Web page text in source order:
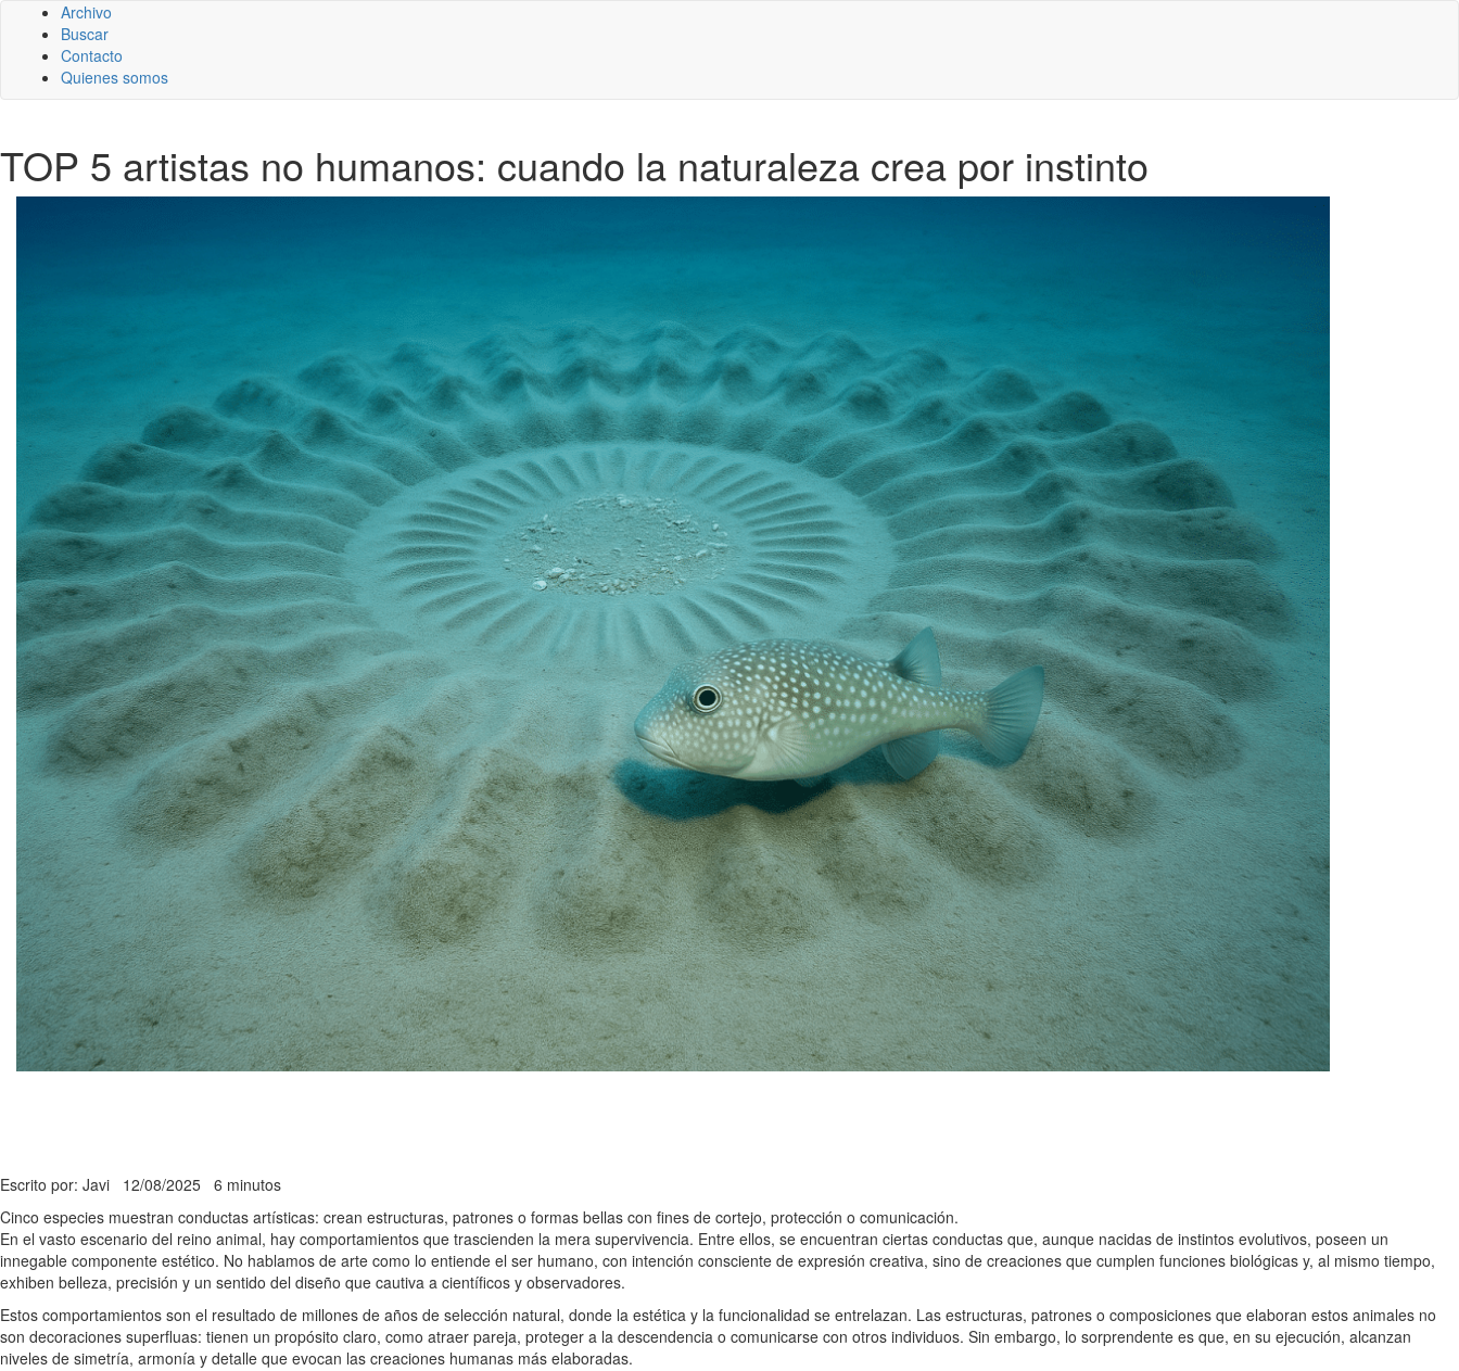
Archivo
Buscar
Contacto
Quienes somos
TOP 5 artistas no humanos: cuando la naturaleza crea por instinto
Escrito por: Javi 12/08/2025 6 minutos
Cinco especies muestran conductas artísticas: crean estructuras, patrones o formas bellas con fines de cortejo, protección o comunicación.
En el vasto escenario del reino animal, hay comportamientos que trascienden la mera supervivencia. Entre ellos, se encuentran ciertas conductas que, aunque nacidas de instintos evolutivos, poseen un
innegable componente estético. No hablamos de arte como lo entiende el ser humano, con intención consciente de expresión creativa, sino de creaciones que cumplen funciones biológicas y, al mismo tiempo,
exhiben belleza, precisión y un sentido del diseño que cautiva a científicos y observadores.
Estos comportamientos son el resultado de millones de años de selección natural, donde la estética y la funcionalidad se entrelazan. Las estructuras, patrones o composiciones que elaboran estos animales no
son decoraciones superfluas: tienen un propósito claro, como atraer pareja, proteger a la descendencia o comunicarse con otros individuos. Sin embargo, lo sorprendente es que, en su ejecución, alcanzan
niveles de simetría, armonía y detalle que evocan las creaciones humanas más elaboradas.